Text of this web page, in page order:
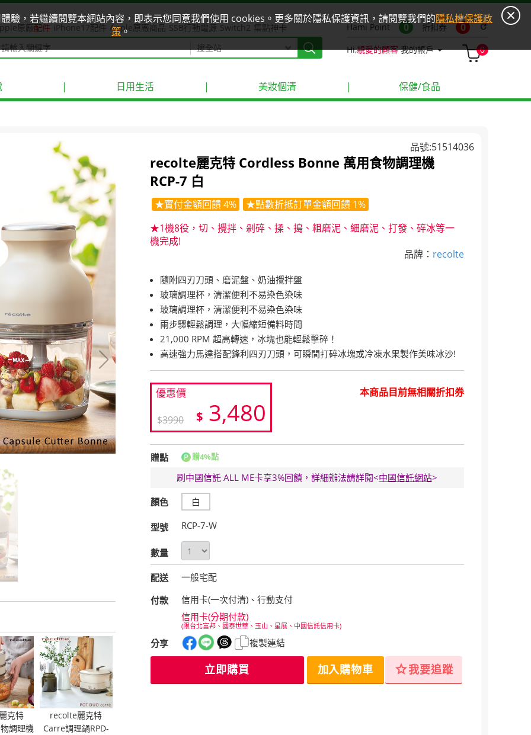
驗，若繼續閱覽本網站內容，即表示您同意我們使用 cookies。更多關於隱私保護資訊，請閱覽我們的隱私權保護政
策。
原廠配件 iPhone17配件 Apple原廠商品 SSB行動電源 Switch2 集點神卡 Hami Point 0 折扣券 0 refresh
Hi,親愛的顧客 我的帳戶 0
| 日用生活 | 美妝個清 | 保健/食品
品號:51514036
克特
調理機
recolte麗克特
Carre調理鍋RPD-
recolte麗克特 Cordless Bonne 萬用食物調理機
RCP-7 白
★實付金額回饋 4%
★點數折抵訂單金額回饋 1%
★1機8役，切、攪拌、剁碎、揉、搗、粗磨泥、細磨泥、打發、碎冰等一
機完成!
品牌： recolte
隨附四刃刀頭、磨泥盤、奶油攪拌盤
玻璃調理杯，清潔便利不易染色染味
玻璃調理杯，清潔便利不易染色染味
兩步驟輕鬆調理，大幅縮短備料時間
21,000 RPM 超高轉速，冰塊也能輕鬆擊碎！
高速強力馬達搭配鋒利四刃刀頭，可瞬間打碎冰塊或冷凍水果製作美味冰沙!
優惠價
$3,480
$3990
本商品目前無相關折扣券
贈點 贈4%點
刷中國信託 ALL ME卡享3%回饋，詳細辦法請詳閱<中國信託網站>
顏色 白
型號 RCP-7-W
數量
配送
一般宅配
付款
信用卡(一次付清)、行動支付
信用卡(分期付款)
(限台北富邦、國泰世華、玉山、星展、中國信託信用卡)
分享 複製連結
立即購買 加入購物車 star我要追蹤